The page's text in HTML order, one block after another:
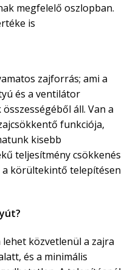
megfelelő oszlopban.
is
zajforrás; ami a
és a ventilátor
áll. Van a
funkciója,
kisebb
teljesítmény csökkenés
a körültekintő telepítésen
közvetlenül a zajra
és a minimális